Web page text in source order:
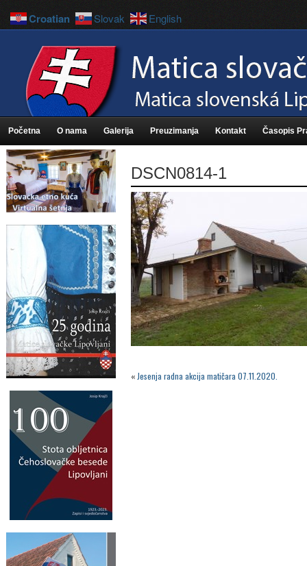
Početna O nama Galerija Preuzimanja Kontakt Časopis
DSCN0814-1
« Jesenja radna akcija matičara 07.11.2020.
Croatian Slovak English